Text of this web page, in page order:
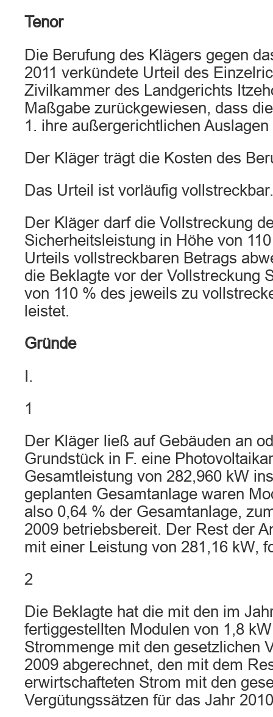
Tenor
Die Berufung des Klägers gegen
2011 verkündete Urteil des
Zivilkammer des Landgerichts
Maßgabe zurückgewiesen, dass
1. ihre außergerichtlichen
Der Kläger trägt die Kosten des
Das Urteil ist vorläufig vollstreckbar.
Der Kläger darf die Vollstreckung
Sicherheitsleistung in Höhe von
Urteils vollstreckbaren Betrags
die Beklagte vor der Vollstreckung
von 110 % des jeweils zu
leistet.
Gründe
I.
1
Der Kläger ließ auf Gebäuden an
Grundstück in F. eine
Gesamtleistung von 282,960 kW
geplanten Gesamtanlage waren
also 0,64 % der Gesamtanlage,
2009 betriebsbereit. Der Rest der
mit einer Leistung von 281,16 kW,
2
Die Beklagte hat die mit den im
fertiggestellten Modulen von 1,8
Strommenge mit den gesetzlichen
2009 abgerechnet, den mit dem
erwirtschafteten Strom mit den
Vergütungssätzen für das Jahr